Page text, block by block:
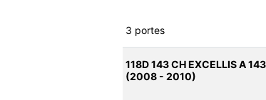
3 portes
118D 143 CH EXCELLIS A
(2008 - 2010)